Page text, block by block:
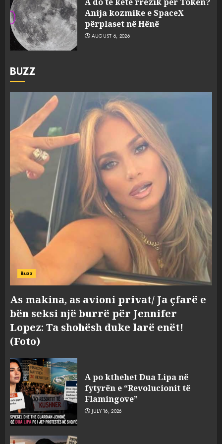
Anija kozmike e SpaceX
përplaset në Hënë
AUGUST 6, 2026
BUZZ
Buzz
As makina, as avioni privat/ Ja çfarë e
bën seksi një burrë për Jennifer
Lopez: Ta shohësh duke larë enët!
(Foto)
A po kthehet Dua Lipa në
fytyrën e “Revolucionit të
Flamingove”
JULY 16, 2026